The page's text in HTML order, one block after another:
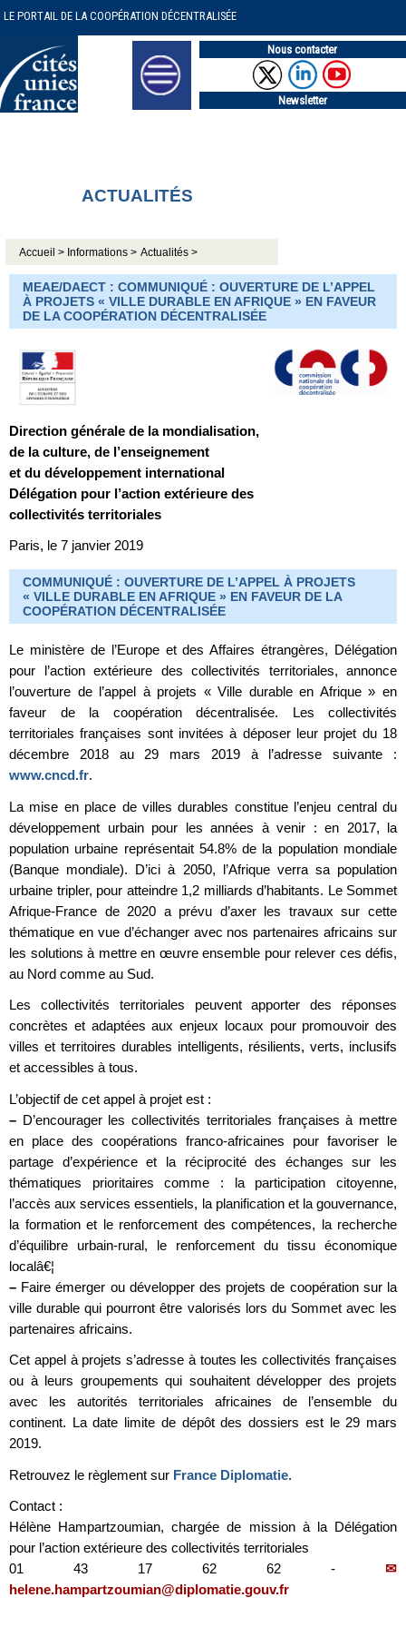
LE PORTAIL DE LA COOPÉRATION DÉCENTRALISÉE
Nous contacter
Newsletter
ACTUALITÉS
Accueil > Informations > Actualités >
MEAE/DAECT : COMMUNIQUÉ : OUVERTURE DE L’APPEL
À PROJETS « VILLE DURABLE EN AFRIQUE » EN FAVEUR
DE LA COOPÉRATION DÉCENTRALISÉE
Direction générale de la mondialisation,
de la culture, de l’enseignement
et du développement international
Délégation pour l’action extérieure des
collectivités territoriales
Paris, le 7 janvier 2019
COMMUNIQUÉ : OUVERTURE DE L’APPEL À PROJETS
« VILLE DURABLE EN AFRIQUE » EN FAVEUR DE LA
COOPÉRATION DÉCENTRALISÉE
Le ministère de l’Europe et des Affaires étrangères, Délégation
pour l’action extérieure des collectivités territoriales, annonce
l’ouverture de l’appel à projets « Ville durable en Afrique » en
faveur de la coopération décentralisée. Les collectivités
territoriales françaises sont invitées à déposer leur projet du 18
décembre 2018 au 29 mars 2019 à l’adresse suivante :
www.cncd.fr.
La mise en place de villes durables constitue l’enjeu central du
développement urbain pour les années à venir : en 2017, la
population urbaine représentait 54.8% de la population mondiale
(Banque mondiale). D’ici à 2050, l’Afrique verra sa population
urbaine tripler, pour atteindre 1,2 milliards d’habitants. Le Sommet
Afrique-France de 2020 a prévu d’axer les travaux sur cette
thématique en vue d’échanger avec nos partenaires africains sur
les solutions à mettre en œuvre ensemble pour relever ces défis,
au Nord comme au Sud.
Les collectivités territoriales peuvent apporter des réponses
concrètes et adaptées aux enjeux locaux pour promouvoir des
villes et territoires durables intelligents, résilients, verts, inclusifs
et accessibles à tous.
L’objectif de cet appel à projet est :
– D’encourager les collectivités territoriales françaises à mettre
en place des coopérations franco-africaines pour favoriser le
partage d’expérience et la réciprocité des échanges sur les
thématiques prioritaires comme : la participation citoyenne,
l’accès aux services essentiels, la planification et la gouvernance,
la formation et le renforcement des compétences, la recherche
d’équilibre urbain-rural, le renforcement du tissu économique
localâ€¦
– Faire émerger ou développer des projets de coopération sur la
ville durable qui pourront être valorisés lors du Sommet avec les
partenaires africains.
Cet appel à projets s’adresse à toutes les collectivités françaises
ou à leurs groupements qui souhaitent développer des projets
avec les autorités territoriales africaines de l’ensemble du
continent. La date limite de dépôt des dossiers est le 29 mars
2019.
Retrouvez le règlement sur France Diplomatie.
Contact :
Hélène Hampartzoumian, chargée de mission à la Délégation
pour l’action extérieure des collectivités territoriales
01 43 17 62 62 -
helene.hampartzoumian@diplomatie.gouv.fr